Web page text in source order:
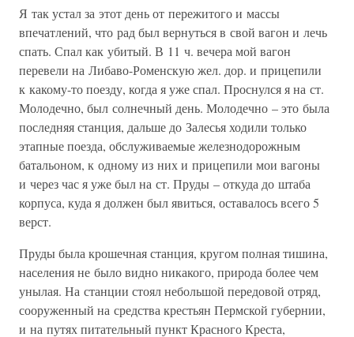
Я так устал за этот день от пережитого и массы
впечатлений, что рад был вернуться в свой вагон и лечь
спать. Спал как убитый. В 11 ч. вечера мой вагон
перевели на Либаво-Роменскую жел. дор. и прицепили
к какому-то поезду, когда я уже спал. Проснулся я на ст.
Молодечно, был солнечный день. Молодечно – это была
последняя станция, дальше до Залесья ходили только
этапные поезда, обслуживаемые железнодорожным
батальоном, к одному из них и прицепили мои вагоны
и через час я уже был на ст. Пруды – откуда до штаба
корпуса, куда я должен был явиться, оставалось всего 5
верст.
Пруды была крошечная станция, кругом полная тишина,
населения не было видно никакого, природа более чем
унылая. На станции стоял небольшой передовой отряд,
сооруженный на средства крестьян Пермской губернии,
и на путях питательный пункт Красного Креста,